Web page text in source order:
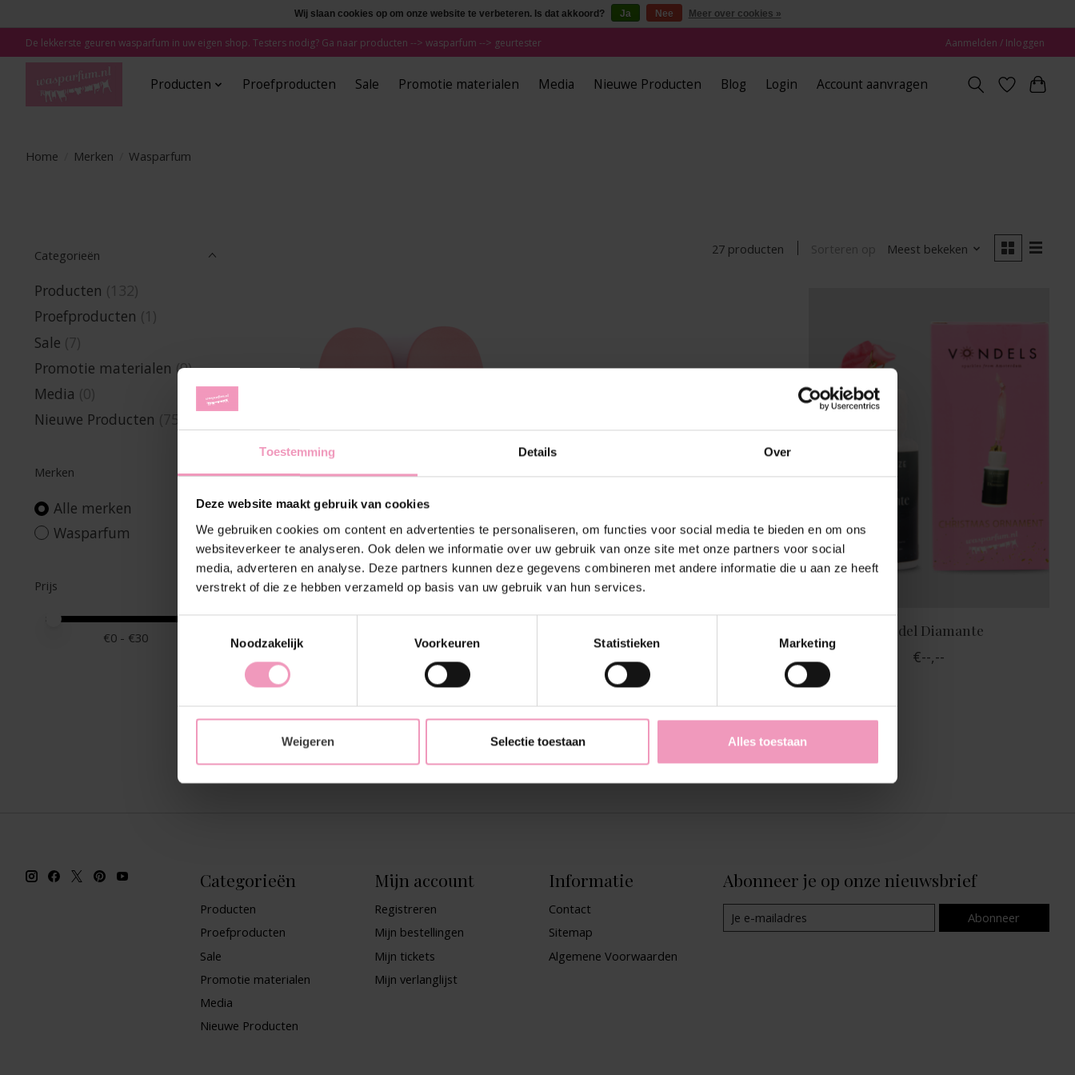
Toestemming Details Over
Deze website maakt gebruik van cookies
We gebruiken cookies om content en advertenties te personaliseren, om functies voor social media te bieden en om ons
websiteverkeer te analyseren. Ook delen we informatie over uw gebruik van onze site met onze partners voor social
media, adverteren en analyse. Deze partners kunnen deze gegevens combineren met andere informatie die u aan ze heeft
verstrekt of die ze hebben verzameld op basis van uw gebruik van hun services.
Toestemmingsselectie
Noodzakelijk
Voorkeuren Statistieken Marketing
Weigeren Selectie toestaan Alles toestaan
De lekkerste geuren wasparfum in uw eigen shop. Testers nodig? Ga naar producten --> wasparfum --> geurtester Aanmelden / Inloggen
Producten Proefproducten Sale Promotie materialen Media Nieuwe Producten Blog Login Account aanvragen
Home Merken Wasparfum
Categorieën
Producten (132)
Proefproducten (1)
Sale (7)
Promotie materialen (9)
Media (0)
Nieuwe Producten
Merken
Alle merken
Wasparfum
Prijs
Minimale prijswaarde
Price maximum value
€0 - €30
27 producten Sorteren op Meest bekeken
Vondel Diamante
€--,--
Vor. Eerste Laatste Volgende
Categorieën
Producten
Proefproducten
Sale
Promotie materialen
Media
Nieuwe Producten
Mijn account
Registreren
Mijn bestellingen
Mijn tickets
Mijn verlanglijst
Informatie
Contact
Sitemap
Algemene Voorwaarden
Abonneer je op onze nieuwsbrief
Abonneer
Wij slaan cookies op om onze website te verbeteren. Is dat akkoord? Ja Nee Meer over cookies »